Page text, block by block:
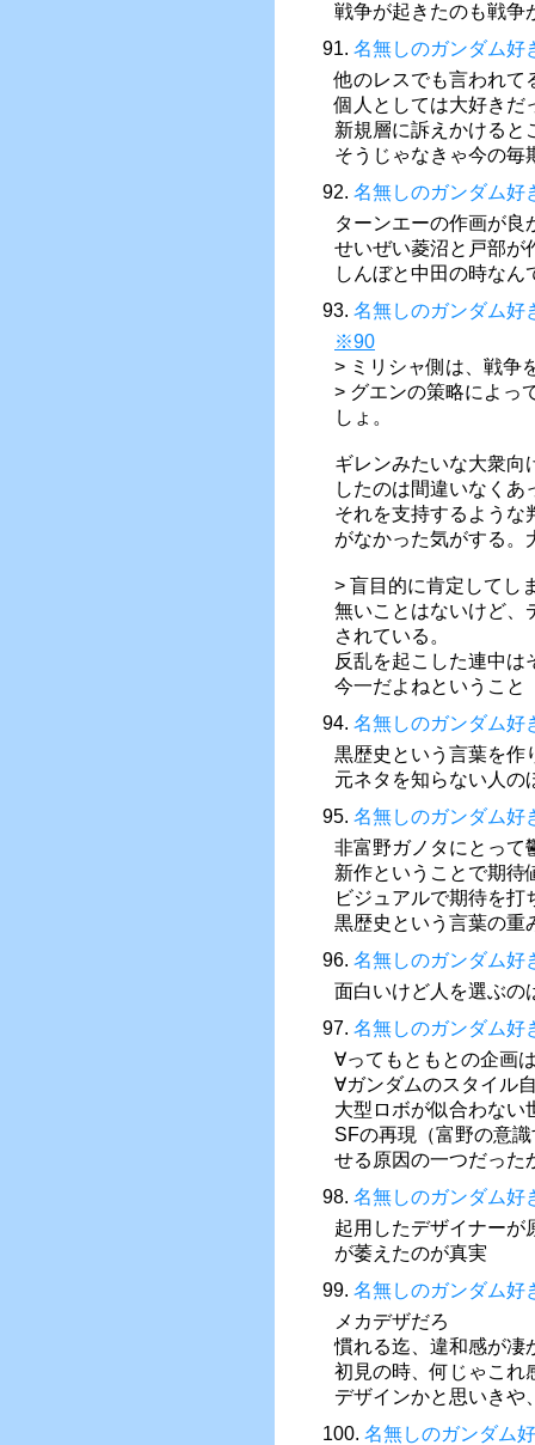
戦争が起きたのも戦争
91. 名無しのガンダム好
他のレスでも言われて
個人としては大好きだ
新規層に訴えかけると
そうじゃなきゃ今の毎
92. 名無しのガンダム好
ターンエーの作画が良
せいぜい菱沼と戸部が
しんぼと中田の時なん
93. 名無しのガンダム好
※90
> ミリシャ側は、戦争
> グエンの策略によっ
しょ。
ギレンみたいな大衆向
したのは間違いなくあ
それを支持するような
がなかった気がする。
> 盲目的に肯定してし
無いことはないけど、
されている。
反乱を起こした連中は
今一だよねということ
94. 名無しのガンダム好
黒歴史という言葉を作
元ネタを知らない人の
95. 名無しのガンダム好
非富野ガノタにとって
新作ということで期待
ビジュアルで期待を
黒歴史という言葉の重
96. 名無しのガンダム好
面白いけど人を選ぶの
97. 名無しのガンダム好
∀ってもともとの企画
∀ガンダムのスタイル
大型ロボが似合わない
SFの再現（富野の意
せる原因の一つだった
98. 名無しのガンダム好
起用したデザイナーが
が萎えたのが真実
99. 名無しのガンダム好
メカデザだろ
慣れる迄、違和感が凄
初見の時、何じゃこれ
デザインかと思いきや
100. 名無しのガンダム